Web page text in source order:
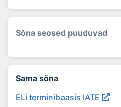
Sõna seosed puuduvad
Sama sõna
ELi terminibaasis IATE